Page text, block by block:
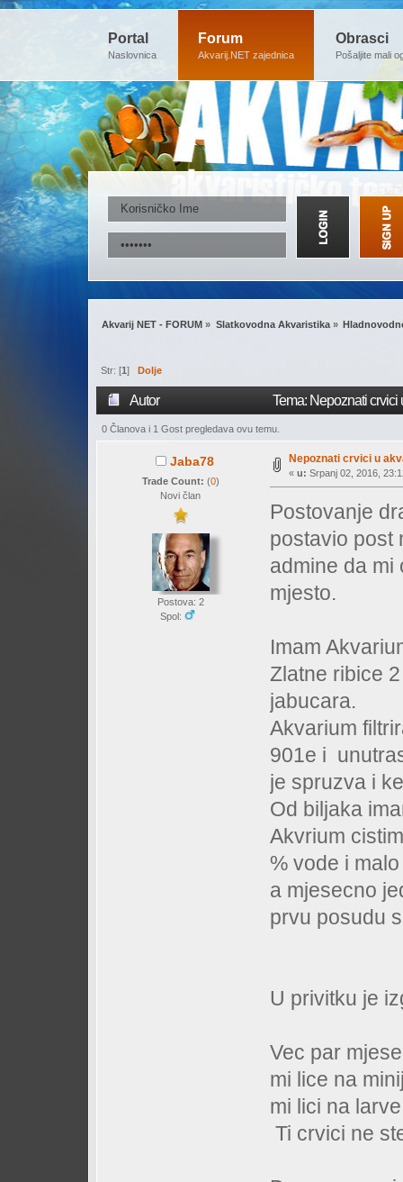
Portal
Naslovnica
Forum
Akvarij.NET zajednica
Obrasci
Pošaljite mali
Akvarij NET - FORUM » Slatkovodna Akvaristika»
Str: [1] Dolje
Autor Tema: Nepoznati
0 Članova i 1 Gost pregledava ovu temu.
Jaba78
Trade Count: (0)
Novi član
Postova: 2
Spol:
Nepoznati crvici u
« u: Srpanj 02, 2016,
Postovanje
postavio post
admine da mi
mjesto.
Imam
Zlatne ribice
jabucara.
Akvarium
901e i
je spruzva i
Od biljaka
Akvrium
% vode i
a mjesecno
prvu posudu
U privitku je
Vec par
mi lice na
mi lici na
Ti crvici ne